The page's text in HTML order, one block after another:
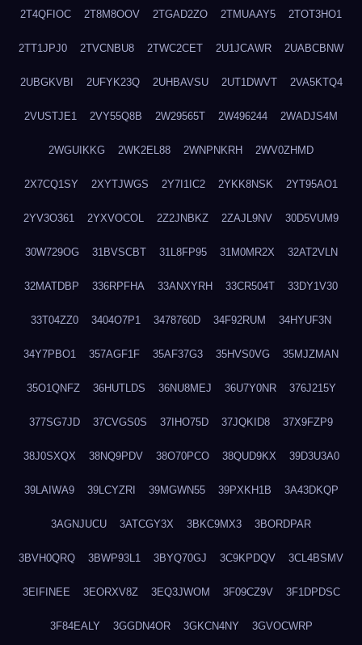
2T4QFIOC 2T8M8OOV 2TGAD2ZO 2TMUAAY5 2TOT3HO1
2TT1JPJ0 2TVCNBU8 2TWC2CET 2U1JCAWR 2UABCBNW
2UBGKVBI 2UFYK23Q 2UHBAVSU 2UT1DWVT 2VA5KTQ4
2VUSTJE1 2VY55Q8B 2W29565T 2W496244 2WADJS4M
2WGUIKKG 2WK2EL88 2WNPNKRH 2WV0ZHMD
2X7CQ1SY 2XYTJWGS 2Y7I1IC2 2YKK8NSK 2YT95AO1
2YV3O361 2YXVOCOL 2Z2JNBKZ 2ZAJL9NV 30D5VUM9
30W729OG 31BVSCBT 31L8FP95 31M0MR2X 32AT2VLN
32MATDBP 336RPFHA 33ANXYRH 33CR504T 33DY1V30
33T04ZZ0 3404O7P1 3478760D 34F92RUM 34HYUF3N
34Y7PBO1 357AGF1F 35AF37G3 35HVS0VG 35MJZMAN
35O1QNFZ 36HUTLDS 36NU8MEJ 36U7Y0NR 376J215Y
377SG7JD 37CVGS0S 37IHO75D 37JQKID8 37X9FZP9
38J0SXQX 38NQ9PDV 38O70PCO 38QUD9KX 39D3U3A0
39LAIWA9 39LCYZRI 39MGWN55 39PXKH1B 3A43DKQP
3AGNJUCU 3ATCGY3X 3BKC9MX3 3BORDPAR
3BVH0QRQ 3BWP93L1 3BYQ70GJ 3C9KPDQV 3CL4BSMV
3EIFINEE 3EORXV8Z 3EQ3JWOM 3F09CZ9V 3F1DPDSC
3F84EALY 3GGDN4OR 3GKCN4NY 3GVOCWRP